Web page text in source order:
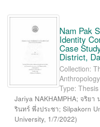
Nam Pak
Identity
Case
District,
Collection:
Type: Thesis
Jariya NAKHAMPHA; จริยา
รินทร์ พึ่งประชา; Silpakorn
University, 1/7/2022)